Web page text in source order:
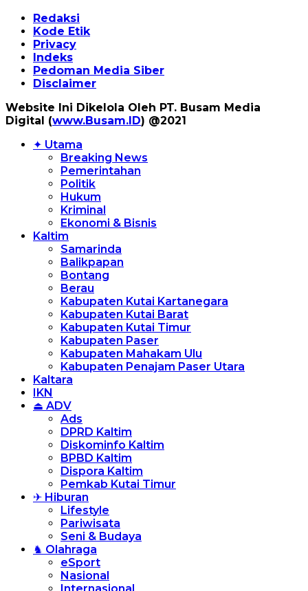
Redaksi
Kode Etik
Privacy
Indeks
Pedoman Media Siber
Disclaimer
Website Ini Dikelola Oleh PT. Busam Media
Digital (www.Busam.ID) @2021
✦ Utama
Breaking News
Pemerintahan
Politik
Hukum
Kriminal
Ekonomi & Bisnis
Kaltim
Samarinda
Balikpapan
Bontang
Berau
Kabupaten Kutai Kartanegara
Kabupaten Kutai Barat
Kabupaten Kutai Timur
Kabupaten Paser
Kabupaten Mahakam Ulu
Kabupaten Penajam Paser Utara
Kaltara
IKN
⏏ ADV
Ads
DPRD Kaltim
Diskominfo Kaltim
BPBD Kaltim
Dispora Kaltim
Pemkab Kutai Timur
✈ Hiburan
Lifestyle
Pariwisata
Seni & Budaya
♞ Olahraga
eSport
Nasional